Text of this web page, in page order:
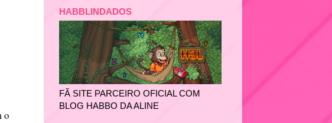
o
HABBLINDADOS
FÃ SITE PARCEIRO OFICIAL COM
BLOG HABBO DA ALINE